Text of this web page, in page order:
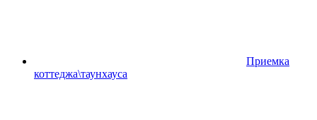
Приемка
коттеджа\таунхауса